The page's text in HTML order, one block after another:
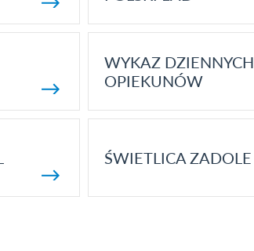
WYKAZ DZIENNYCH
OPIEKUNÓW
ŚWIETLICA ZADOLE